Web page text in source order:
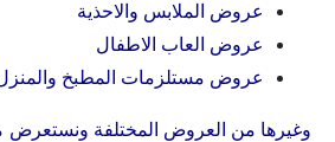
عروض الملابس والاحذية
عروض العاب الاطفال
عروض مستلزمات المطبخ
وغيرها من العروض المختلفة